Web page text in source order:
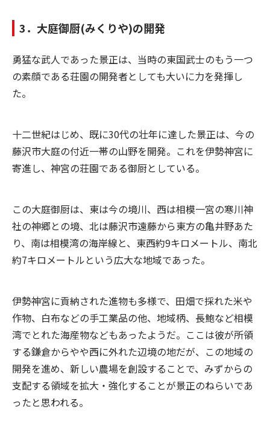
3．大庭御厨(みくりや)の開発
勇猛な武人であった景正は、当時の東国武士のもう一つ
の素顔である荘園の開発者としても大いに力を発揮し
た。
十二世紀はじめ、既に30代の壮年に達した景正は、今の
藤沢市大庭の付近一帯の山野を開発。これを伊勢神宮に
寄進し、神宮の荘園である御厨としている。
この大庭御厨は、東は今の境川、西は相模一宮の寒川神
社の神郷との境、北は藤沢市遠藤から東方の亀井野あた
り、南は相模湾の海岸線と、東西約9キロメートル、南北
約7キロメートルという広大な地域であった。
伊勢神宮に貢納された進物も多様で、田畑で採れた米や
作物、白布などの手工業品の他、地域柄、長鮑など相模
湾でとれた海産物などもあったようだ。ここは彼が所領
する鎌倉からやや西に外れた辺境の地だが、この地域の
開発を進め、新しい農場を創設することで、みずからの
支配する領域を拡大・強化することが景正のねらいであ
ったと思われる。